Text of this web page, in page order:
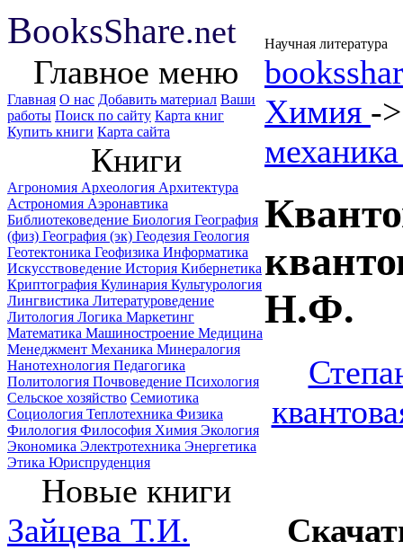
BooksShare.net Научная литература
Главное меню
Главная О нас Добавить материал Ваши
работы Поиск по сайту Карта книг
Купить книги Карта сайта
Книги
Агрономия Археология Архитектура
Астрономия Аэронавтика
Библиотековедение Биология География
(физ) География (эк) Геодезия Геология
Геотектоника Геофизика Информатика
Искусствоведение История Кибернетика
Криптография Кулинария Культурология
Лингвистика Литературоведение
Литология Логика Маркетинг
Математика Машиностроение Медицина
Менеджмент Механика Минералогия
Нанотехнология Педагогика
Политология Почвоведение Психология
Сельское хозяйство Семиотика
Социология Теплотехника Физика
Филология Философия Химия Экология
Экономика Электротехника Энергетика
Этика Юриспруденция
Новые книги
Зайцева Т.И.
Химия -
Н.Ф.